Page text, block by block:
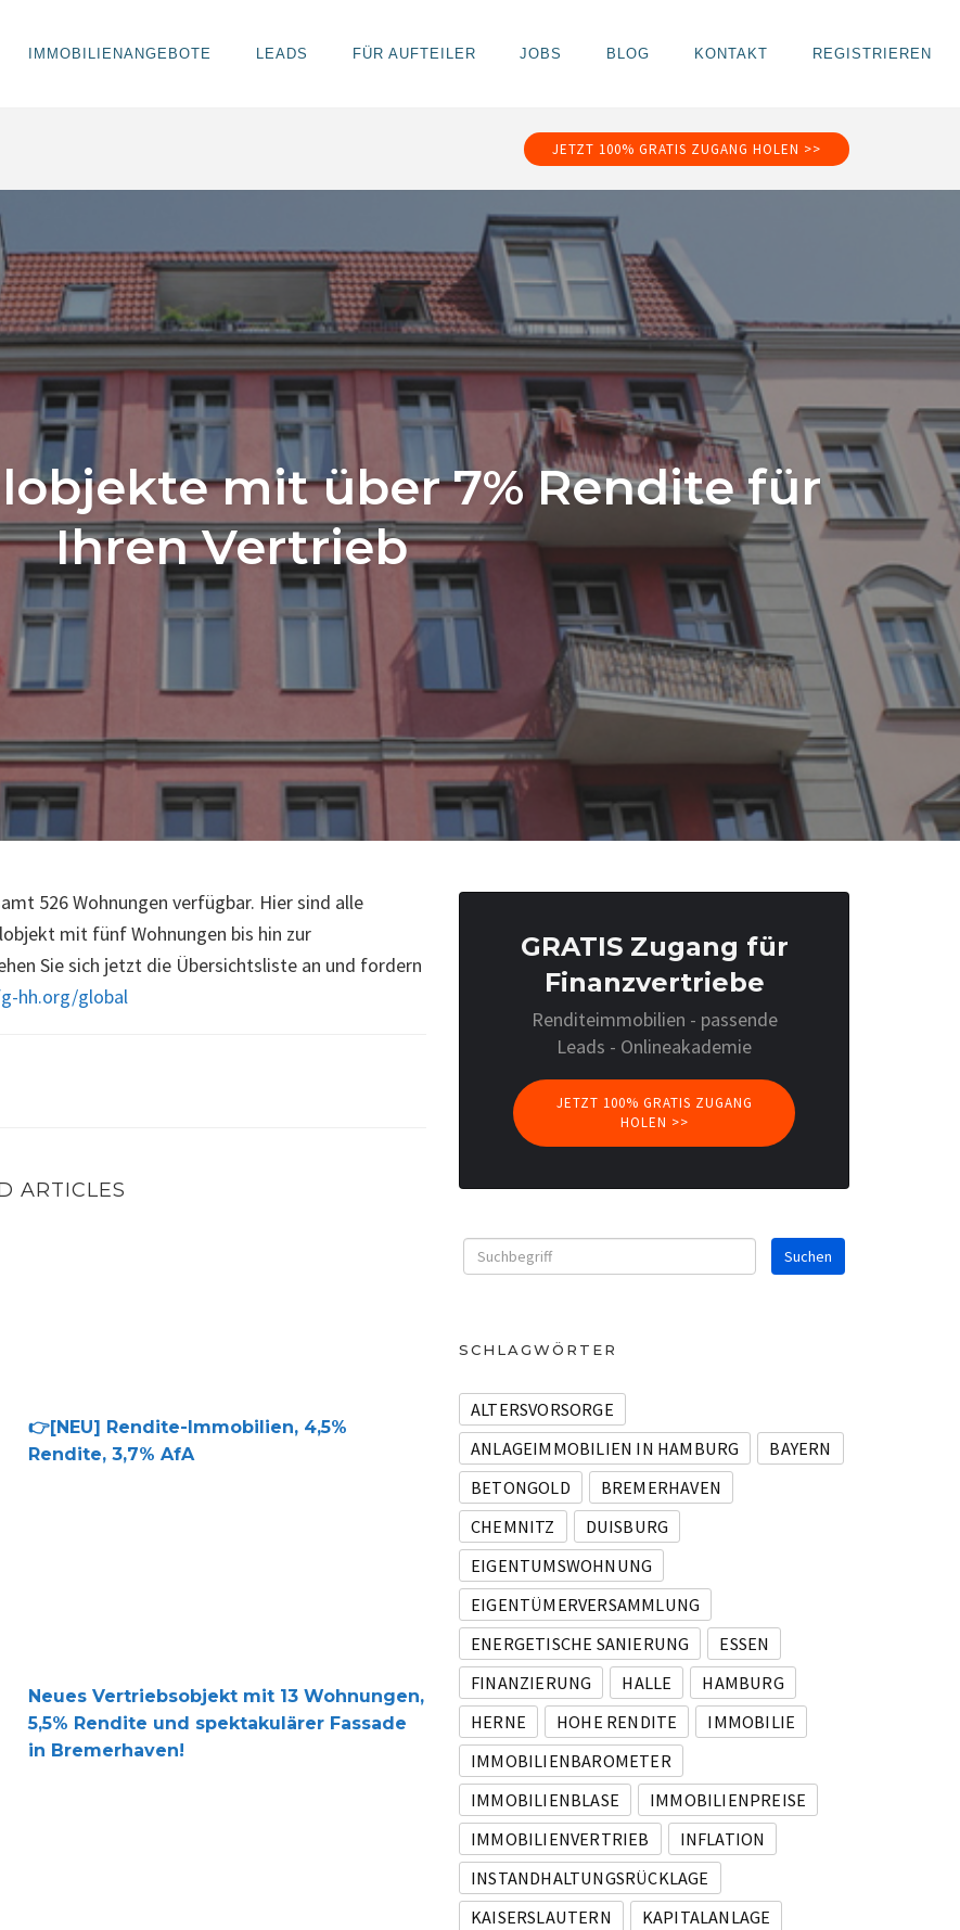
IMMOBILIENANGEBOTE LEADS FÜR AUFTEILER JOBS BLOG KONTAKT REGISTRIEREN
JETZT 100% GRATIS ZUGANG HOLEN >>
mit über 7% Rendite für
Ihren Vertrieb
526 Wohnungen verfügbar. Hier sind alle
mit fünf Wohnungen bis hin zur
Sie sich jetzt die Übersichtsliste an und fordern
hh.org/global
ARTICLES
👉[NEU] Rendite-Immobilien, 4,5% Rendite, 3,7% AfA
👉[NEU] Rendite-Immobilien, 4,5%
Rendite, 3,7% AfA
Neues Vertriebsobjekt mit 13 Wohnungen, 5,5% Rendite und spektakulärer Fassade in Bremerhaven!
Neues Vertriebsobjekt mit 13 Wohnungen,
5,5% Rendite und spektakulärer Fassade
in Bremerhaven!
GRATIS Zugang für
Finanzvertriebe
Renditeimmobilien - passende
Leads - Onlineakademie
JETZT 100% GRATIS ZUGANG
HOLEN >>
SCHLAGWÖRTER
ALTERSVORSORGE
ANLAGEIMMOBILIEN IN HAMBURG
BAYERN
BETONGOLD
BREMERHAVEN
CHEMNITZ
DUISBURG
EIGENTUMSWOHNUNG
EIGENTÜMERVERSAMMLUNG
ENERGETISCHE SANIERUNG
ESSEN
FINANZIERUNG
HALLE
HAMBURG
HERNE
HOHE RENDITE
IMMOBILIE
IMMOBILIENBAROMETER
IMMOBILIENBLASE
IMMOBILIENPREISE
IMMOBILIENVERTRIEB
INFLATION
INSTANDHALTUNGSRÜCKLAGE
KAISERSLAUTERN
KAPITALANLAGE